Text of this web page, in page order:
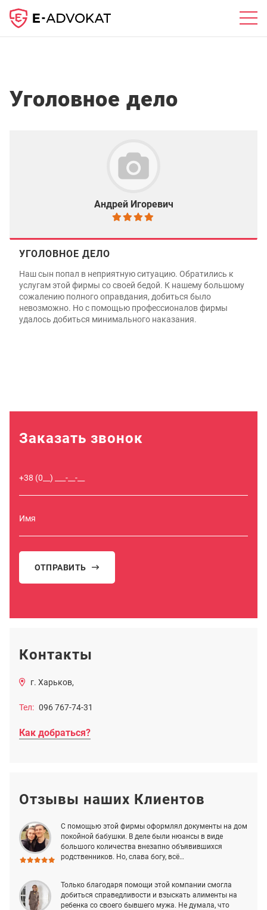
Уголовное дело
Андрей Игоревич
УГОЛОВНОЕ ДЕЛО
Наш сын попал в неприятную ситуацию. Обратились к
услугам этой фирмы со своей бедой. К нашему большому
сожалению полного оправдания, добиться было
невозможно. Но с помощью профессионалов фирмы
удалось добиться минимального наказания.
Заказать звонок
ОТПРАВИТЬ
Контакты
г. Харьков,
Тел: 096 767-74-31
Как добраться?
Отзывы наших Клиентов
С помощью этой фирмы оформлял документы на дом
покойной бабушки. В деле были нюансы в виде
большого количества внезапно объявившихся
родственников. Но, слава богу, всё…
Только благодаря помощи этой компании смогла
добиться справедливости и взыскать алименты на
ребенка со своего бывшего мужа. Не думала, что